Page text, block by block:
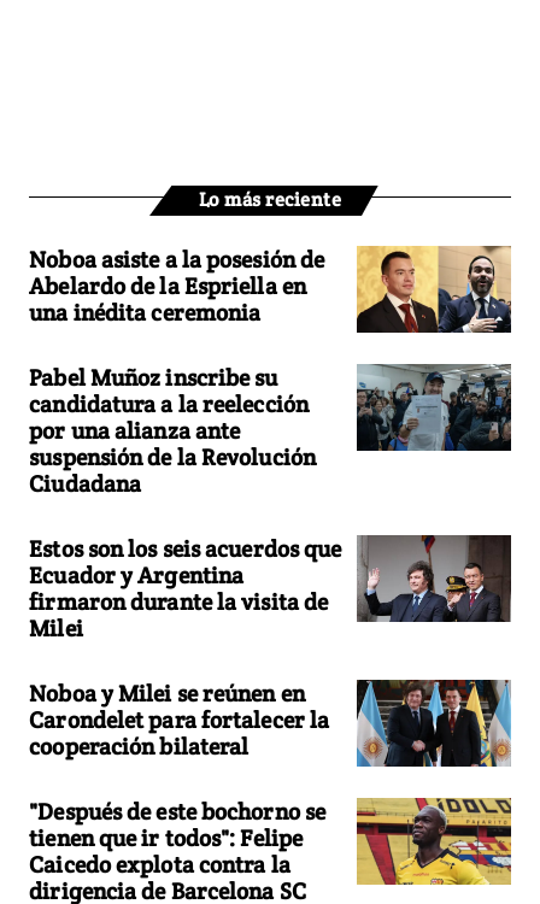
Lo más reciente
Noboa asiste a la posesión de
Abelardo de la Espriella en
una inédita ceremonia
Pabel Muñoz inscribe su
candidatura a la reelección
por una alianza ante
suspensión de la Revolución
Ciudadana
Estos son los seis acuerdos que
Ecuador y Argentina
firmaron durante la visita de
Milei
Noboa y Milei se reúnen en
Carondelet para fortalecer la
cooperación bilateral
"Después de este bochorno se
tienen que ir todos": Felipe
Caicedo explota contra la
dirigencia de Barcelona SC